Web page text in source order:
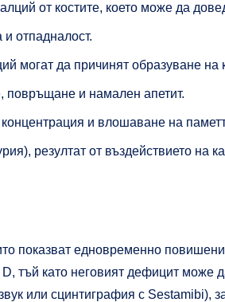
от костите, което може да
отпадналост.
могат да причинят образуване
и намален апетит.
и влошаване на
резултат от въздействието на
показват едновременно
тъй като неговият дефицит
или сцинтиграфия с Sestamibi),